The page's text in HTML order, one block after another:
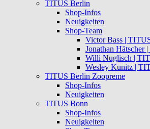
TITUS Berlin
Shop-Infos
Neuigkeiten
Shop-Team
Victor Bass |
Jonathan Hätscher
Willi Nuglisch |
Wesley Kunitz |
TITUS Berlin Zoopreme
Shop-Infos
Neuigkeiten
TITUS Bonn
Shop-Infos
Neuigkeiten